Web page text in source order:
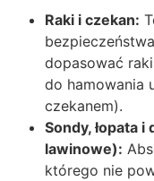
Raki i czekan:
dopasować
do hamowania
czekanem).
Sondy, łopata
lawinowe):
którego nie